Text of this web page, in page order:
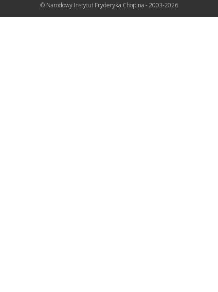
© Narodowy Instytut Fryderyka Chopina - 2003-2026